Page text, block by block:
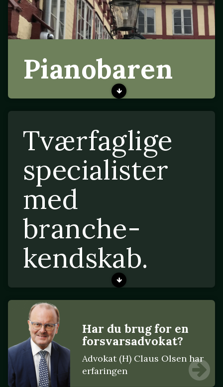
Pianobaren
Tværfaglige
specialister
med
branche-
kendskab.
Har du brug for en
forsvarsadvokat?
Advokat (H) Claus Olsen har
erfaringen